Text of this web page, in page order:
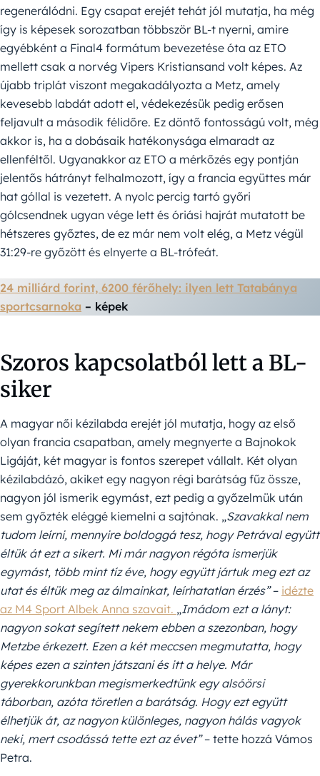
regenerálódni. Egy csapat erejét tehát jól mutatja, ha még
így is képesek sorozatban többször BL-t nyerni, amire
egyébként a Final4 formátum bevezetése óta az ETO
mellett csak a norvég Vipers Kristiansand volt képes. Az
újabb triplát viszont megakadályozta a Metz, amely
kevesebb labdát adott el, védekezésük pedig erősen
feljavult a második félidőre. Ez döntő fontosságú volt, még
akkor is, ha a dobásaik hatékonysága elmaradt az
ellenféltől. Ugyanakkor az ETO a mérkőzés egy pontján
jelentős hátrányt felhalmozott, így a francia együttes már
hat góllal is vezetett. A nyolc percig tartó győri
gólcsendnek ugyan vége lett és óriási hajrát mutatott be
hétszeres győztes, de ez már nem volt elég, a Metz végül
31:29-re győzött és elnyerte a BL-trófeát.
24 milliárd forint, 6200 férőhely: ilyen lett Tatabánya
sportcsarnoka – képek
Szoros kapcsolatból lett a BL-
siker
A magyar női kézilabda erejét jól mutatja, hogy az első
olyan francia csapatban, amely megnyerte a Bajnokok
Ligáját, két magyar is fontos szerepet vállalt. Két olyan
kézilabdázó, akiket egy nagyon régi barátság fűz össze,
nagyon jól ismerik egymást, ezt pedig a győzelmük után
sem győzték eléggé kiemelni a sajtónak. „Szavakkal nem
tudom leírni, mennyire boldoggá tesz, hogy Petrával együtt
éltük át ezt a sikert. Mi már nagyon régóta ismerjük
egymást, több mint tíz éve, hogy együtt jártuk meg ezt az
utat és éltük meg az álmainkat, leírhatatlan érzés”– idézte
az M4 Sport Albek Anna szavait. „Imádom ezt a lányt:
nagyon sokat segített nekem ebben a szezonban, hogy
Metzbe érkezett. Ezen a két meccsen megmutatta, hogy
képes ezen a szinten játszani és itt a helye. Már
gyerekkorunkban megismerkedtünk egy alsóörsi
táborban, azóta töretlen a barátság. Hogy ezt együtt
élhetjük át, az nagyon különleges, nagyon hálás vagyok
neki, mert csodássá tette ezt az évet”– tette hozzá Vámos
Petra.